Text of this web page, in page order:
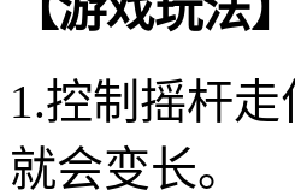
1.控制摇杆
就会变长。